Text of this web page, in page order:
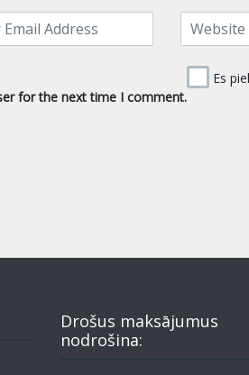
for the next time I comment.
Es
Drošus maksājumus
nodrošina: